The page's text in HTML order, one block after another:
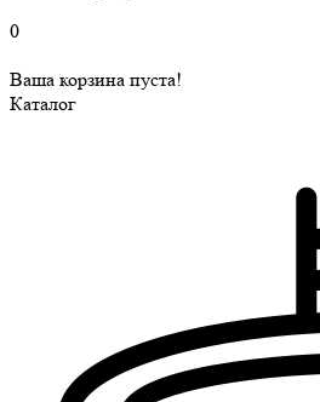
0
Ваша корзина пуста!
Каталог